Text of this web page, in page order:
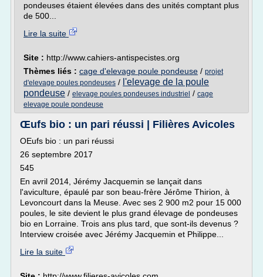
pondeuses étaient élevées dans des unités comptant plus
de 500...
Lire la suite
Site : http://www.cahiers-antispecistes.org
Thèmes liés : cage d'elevage poule pondeuse / projet
d'elevage poules pondeuses / l'elevage de la poule
pondeuse / elevage poules pondeuses industriel / cage
elevage poule pondeuse
Œufs bio : un pari réussi | Filières Avicoles
OEufs bio : un pari réussi
26 septembre 2017
545
En avril 2014, Jérémy Jacquemin se lançait dans
l'aviculture, épaulé par son beau-frère Jérôme Thirion, à
Levoncourt dans la Meuse. Avec ses 2 900 m2 pour 15 000
poules, le site devient le plus grand élevage de pondeuses
bio en Lorraine. Trois ans plus tard, que sont-ils devenus ?
Interview croisée avec Jérémy Jacquemin et Philippe...
Lire la suite